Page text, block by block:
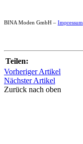
BINA Moden GmbH – Impressum
Teilen:
Vorheriger Artikel
Nächster Artikel
Zurück nach oben